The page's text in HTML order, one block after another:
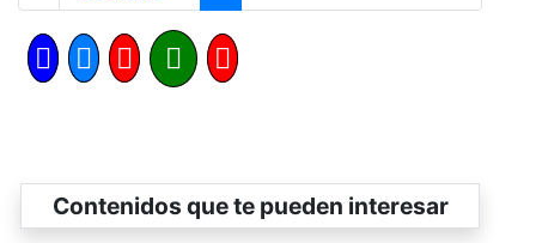
Contenidos que te pueden interesar